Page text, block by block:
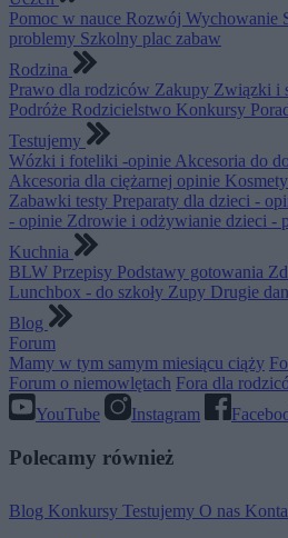
Pomoc w nauce Rozwój Wychowanie
problemy Szkolny plac zabaw
Rodzina
Prawo dla rodziców Zakupy Związki i
Podróże Rodzicielstwo Konkursy
Testujemy
Wózki i foteliki -opinie Akcesoria do
Akcesoria dla ciężarnej opinie
Zabawki testy Preparaty dla dzieci -
- opinie Zdrowie i odżywianie dzieci -
Kuchnia
BLW Przepisy Podstawy gotowania
Lunchbox - do szkoły Zupy Drugie
Blog
Forum
Mamy w tym samym miesiącu ciąży
Forum o niemowlętach Fora dla
YouTube
Instagram
Polecamy również
Blog Konkursy Testujemy O nas